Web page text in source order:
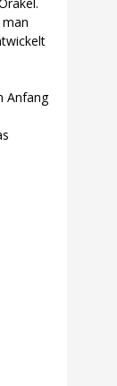
Anfang